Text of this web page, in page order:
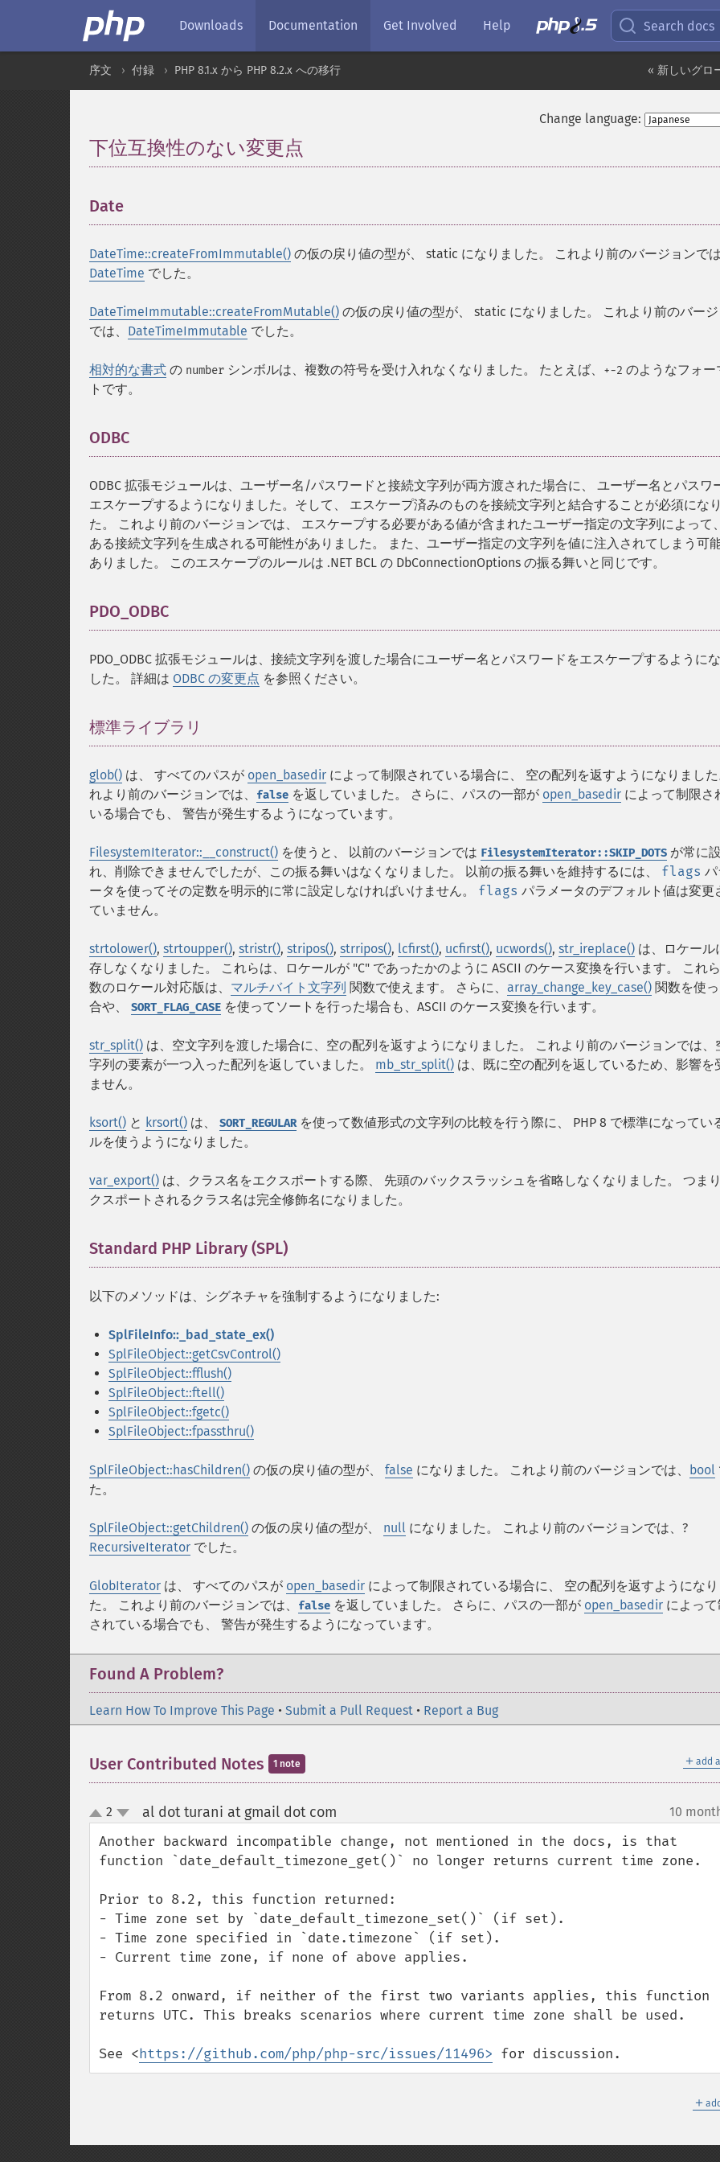
Downloads Documentation Get Involved Help Search docs
« 新しいグロ
序文 付録 PHP 8.1.x から PHP 8.2.x への移行
Change language:
下位互換性のない変更点
Date
DateTime::createFromImmutable() の仮の戻り値の型が、 static になりました。 これより前のバージョンでは
DateTime でした。
DateTimeImmutable::createFromMutable() の仮の戻り値の型が、 static になりました。 これより前のバー
では、 DateTimeImmutable でした。
相対的な書式 の number シンボルは、複数の符号を受け入れなくなりました。 たとえば、 +-2 のようなフォー
トです。
ODBC
ODBC 拡張モジュールは、ユーザー名/パスワードと接続文字列が両方渡された場合に、 ユーザー名とパスワ
エスケープするようになりました。そして、 エスケープ済みのものを接続文字列と結合することが必須にな
た。 これより前のバージョンでは、 エスケープする必要がある値が含まれたユーザー指定の文字列によって
ある接続文字列を生成される可能性がありました。 また、ユーザー指定の文字列を値に注入されてしまう可
ありました。 このエスケープのルールは .NET BCL の DbConnectionOptions の振る舞いと同じです。
PDO_ODBC
PDO_ODBC 拡張モジュールは、接続文字列を渡した場合にユーザー名とパスワードをエスケープするように
した。 詳細は ODBC の変更点 を参照ください。
標準ライブラリ
glob() は、 すべてのパスが open_basedir によって制限されている場合に、 空の配列を返すようになりました
れより前のバージョンでは、
false を返していました。 さらに、パスの一部が open_basedir によって制限さ
いる場合でも、 警告が発生するようになっています。
FilesystemIterator::__construct() を使うと、 以前のバージョンでは FilesystemIterator::SKIP_DOTS が常に
れ、削除できませんでしたが、この振る舞いはなくなりました。 以前の振る舞いを維持するには、 flags パ
ータを使ってその定数を明示的に常に設定しなければいけません。 flags パラメータのデフォルト値は変更
ていません。
strtolower(), strtoupper(), stristr(), stripos(), strripos(), lcfirst(), ucfirst(), ucwords(), str_ireplace() は、ロケール
存しなくなりました。 これらは、ロケールが "C" であったかのように ASCII のケース変換を行います。 これ
数のロケール対応版は、 マルチバイト文字列 関数で使えます。 さらに、 array_change_key_case() 関数を使
合や、 SORT_FLAG_CASE を使ってソートを行った場合も、ASCII のケース変換を行います。
str_split() は、空文字列を渡した場合に、空の配列を返すようになりました。 これより前のバージョンでは、
字列の要素が一つ入った配列を返していました。 mb_str_split() は、既に空の配列を返しているため、影響を
ません。
ksort() と krsort() は、 SORT_REGULARを使って数値形式の文字列の比較を行う際に、 PHP 8 で標準になってい
ルを使うようになりました。
var_export() は、クラス名をエクスポートする際、 先頭のバックスラッシュを省略しなくなりました。 つま
クスポートされるクラス名は完全修飾名になりました。
Standard PHP Library (SPL)
以下のメソッドは、シグネチャを強制するようになりました:
SplFileInfo::_bad_state_ex()
SplFileObject::getCsvControl()
SplFileObject::fflush()
SplFileObject::ftell()
SplFileObject::fgetc()
SplFileObject::fpassthru()
SplFileObject::hasChildren() の仮の戻り値の型が、 false になりました。 これより前のバージョンでは、 bool
た。
SplFileObject::getChildren() の仮の戻り値の型が、 null になりました。 これより前のバージョンでは、 ?
RecursiveIterator でした。
GlobIterator は、 すべてのパスが open_basedir によって制限されている場合に、 空の配列を返すようになり
た。 これより前のバージョンでは、
false を返していました。 さらに、パスの一部が open_basedir によっ
されている場合でも、 警告が発生するようになっています。
Found A Problem?
Learn How To Improve This Page • Submit a Pull Request • Report a Bug
＋ add
User Contributed Notes 1 note
up
down
2 al dot turani at gmail dot com 10
Another backward incompatible change, not mentioned in the docs, is that
function `date_default_timezone_get()` no longer returns current time zone.
Prior to 8.2, this function returned:
- Time zone set by `date_default_timezone_set()` (if set).
- Time zone specified in `date.timezone` (if set).
- Current time zone, if none of above applies.
From 8.2 onward, if neither of the first two variants applies, this function
returns UTC. This breaks scenarios where current time zone shall be used.
See <https://github.com/php/php-src/issues/11496> for discussion.
＋